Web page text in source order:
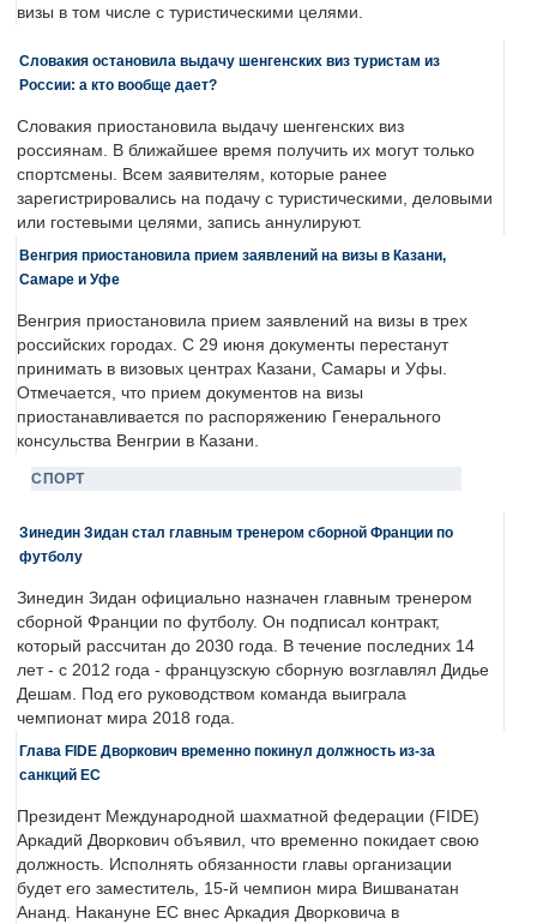
визы в том числе с туристическими целями.
Словакия остановила выдачу шенгенских виз туристам из
России: а кто вообще дает?
Словакия приостановила выдачу шенгенских виз
россиянам. В ближайшее время получить их могут только
спортсмены. Всем заявителям, которые ранее
зарегистрировались на подачу с туристическими, деловыми
или гостевыми целями, запись аннулируют.
Венгрия приостановила прием заявлений на визы в Казани,
Самаре и Уфе
Венгрия приостановила прием заявлений на визы в трех
российских городах. С 29 июня документы перестанут
принимать в визовых центрах Казани, Самары и Уфы.
Отмечается, что прием документов на визы
приостанавливается по распоряжению Генерального
консульства Венгрии в Казани.
СПОРТ
Зинедин Зидан стал главным тренером сборной Франции по
футболу
Зинедин Зидан официально назначен главным тренером
сборной Франции по футболу. Он подписал контракт,
который рассчитан до 2030 года. В течение последних 14
лет - с 2012 года - французскую сборную возглавлял Дидье
Дешам. Под его руководством команда выиграла
чемпионат мира 2018 года.
Глава FIDE Дворкович временно покинул должность из-за
санкций ЕС
Президент Международной шахматной федерации (FIDE)
Аркадий Дворкович объявил, что временно покидает свою
должность. Исполнять обязанности главы организации
будет его заместитель, 15-й чемпион мира Вишванатан
Ананд. Накануне ЕС внес Аркадия Дворковича в